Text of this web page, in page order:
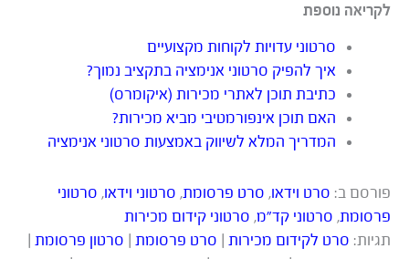
לקריאה נוספת
סרטוני עדויות לקוחות מקצועיים
איך להפיק סרטוני אנימציה בתקציב נמוך?
כתיבת תוכן לאתרי מכירות (איקומרס)
האם תוכן אינפורמטיבי מביא מכירות?
המדריך המלא לשיווק באמצעות סרטוני אנימציה
פורסם ב: סרט וידאו, סרט פרסומת, סרטוני וידאו, סרטוני
פרסומת, סרטוני קד"מ, סרטוני קידום מכירות
תגיות: סרט לקידום מכירות סרט פרסומת סרטון פרסומת